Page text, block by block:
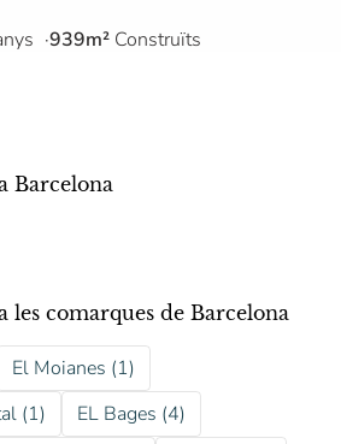
939m² Construïts
Barcelona
les comarques de Barcelona
El Moianes (1)
(1)
EL Bages (4)